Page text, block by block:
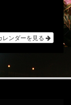
レンダーを見る